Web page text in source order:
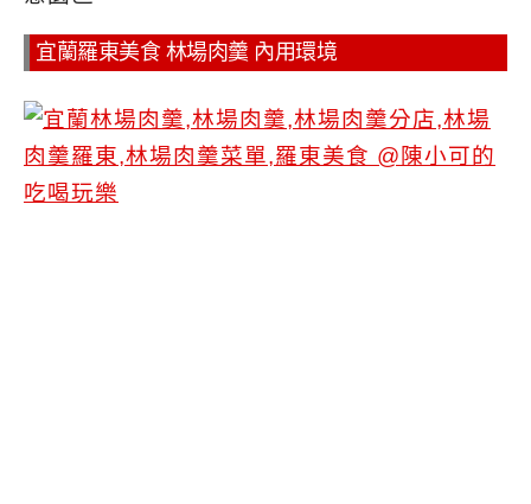
宜蘭羅東美食 林場肉羹 內用環境